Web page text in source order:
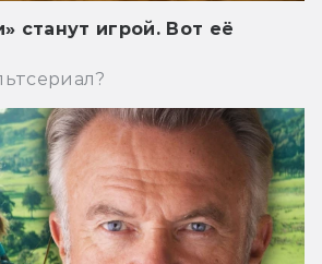
станут игрой. Вот её